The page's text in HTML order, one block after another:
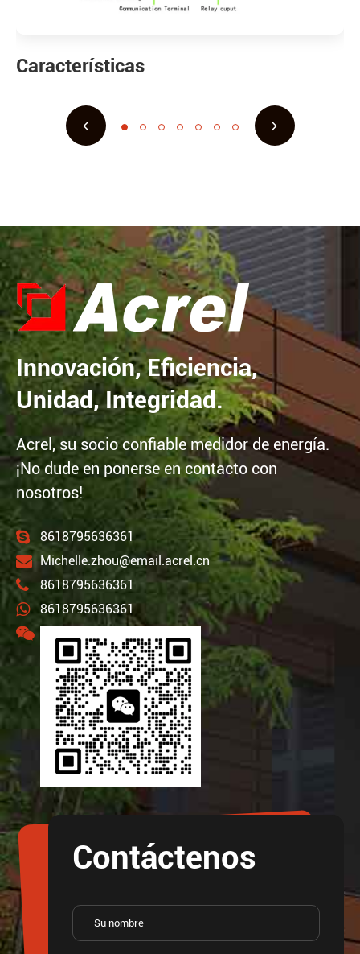
Características
Innovación, Eficiencia,
Unidad, Integridad.
Acrel, su socio confiable medidor de energía.
¡No dude en ponerse en contacto con
nosotros!
8618795636361
Michelle.zhou@email.acrel.cn
8618795636361
8618795636361
Contáctenos